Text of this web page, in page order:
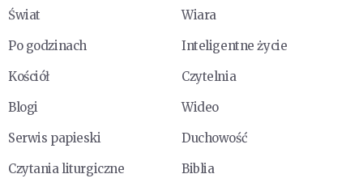
Świat
Wiara
Po godzinach
Inteligentne życie
Kościół
Czytelnia
Blogi
Wideo
Serwis papieski
Duchowość
Czytania liturgiczne
Biblia